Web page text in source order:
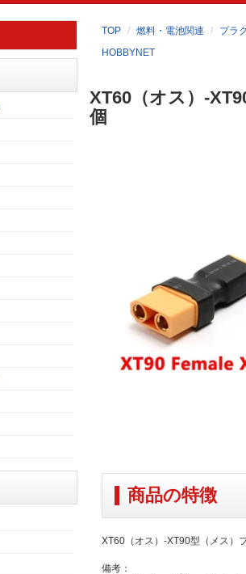
TOP 燃料・電池関連
プラ
HOBBYNET
XT60（オス）-
個
商品の特徴
XT60（オス）-XT90型（メス
備考：